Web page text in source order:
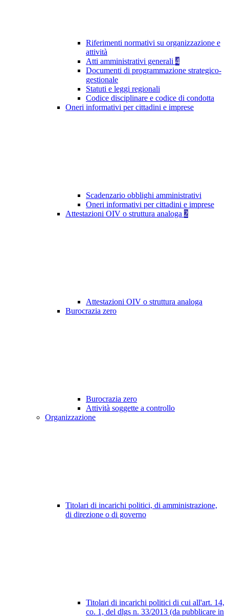
Riferimenti normativi su organizzazione e
attività
Atti amministrativi generali 4
Documenti di programmazione strategico-
gestionale
Statuti e leggi regionali
Codice disciplinare e codice di condotta
Oneri informativi per cittadini e imprese
Scadenzario obblighi amministrativi
Oneri informativi per cittadini e imprese
Attestazioni OIV o struttura analoga 2
Attestazioni OIV o struttura analoga
Burocrazia zero
Burocrazia zero
Attività soggette a controllo
Organizzazione
Titolari di incarichi politici, di amministrazione,
di direzione o di governo
Titolari di incarichi politici di cui all'art. 14,
co. 1, del dlgs n. 33/2013 (da pubblicare in